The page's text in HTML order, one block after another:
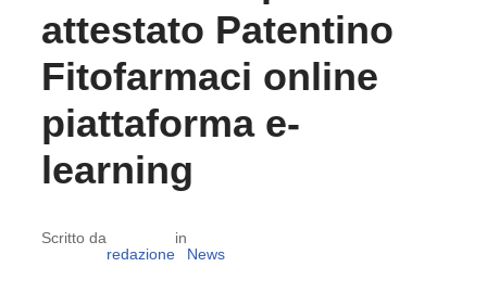
attestato Patentino
Fitofarmaci online
piattaforma e-
learning
Scritto da
redazione
in
News